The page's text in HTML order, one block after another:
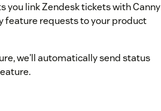
you link Zendesk tickets with Canny
feature requests to your product
we'll automatically send status